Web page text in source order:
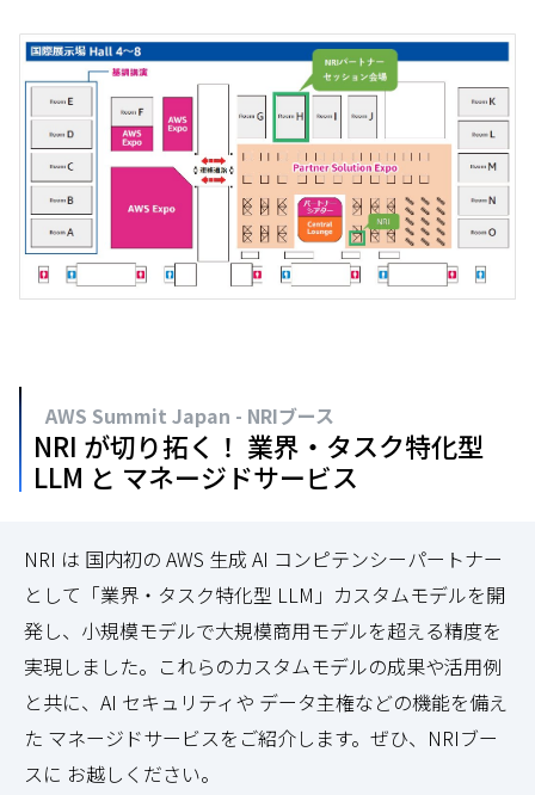
AWS Summit Japan - NRIブース
NRI が切り拓く！ 業界・タスク特化型
LLM と マネージドサービス
NRI は 国内初の AWS 生成 AI コンピテンシーパートナー
として「業界・タスク特化型 LLM」カスタムモデルを開
発し、小規模モデルで大規模商用モデルを超える精度を
実現しました。これらのカスタムモデルの成果や活用例
と共に、AI セキュリティや データ主権などの機能を備え
た マネージドサービスをご紹介します。ぜひ、NRIブー
スに お越しください。